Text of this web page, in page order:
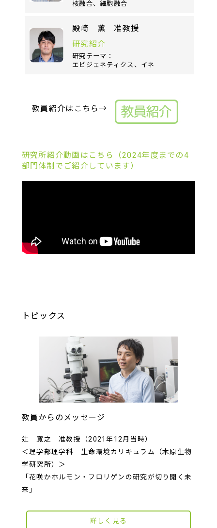
核融合、細胞融合
殿崎 薫 准教授
研究紹介
研究テーマ：
エピジェネティクス、イネ
教員紹介はこちら→
研究所紹介動画はこちら（2024年度までの4
部門体制でご紹介しています）
トピックス
教員からのメッセージ
辻 寛之 准教授（2021年12月当時）
＜理学部理学科 生命環境カリキュラム（木原生物
学研究所）＞
「花咲かホルモン・フロリゲンの研究が切り開く未
来」
詳しく見る